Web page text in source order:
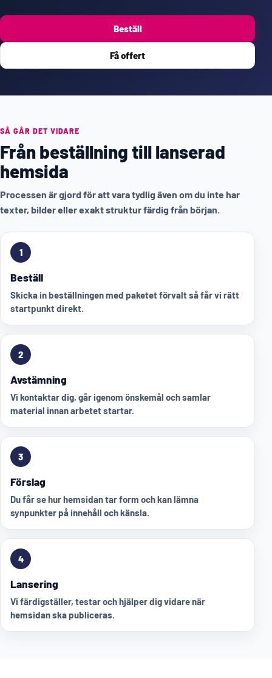
Beställ
Få offert
SÅ GÅR DET VIDARE
Från beställning till lanserad
hemsida
Processen är gjord för att vara tydlig även om du inte har
texter, bilder eller exakt struktur färdig från början.
1
Beställ
Skicka in beställningen med paketet förvalt så får vi rätt
startpunkt direkt.
2
Avstämning
Vi kontaktar dig, går igenom önskemål och samlar
material innan arbetet startar.
3
Förslag
Du får se hur hemsidan tar form och kan lämna
synpunkter på innehåll och känsla.
4
Lansering
Vi färdigställer, testar och hjälper dig vidare när
hemsidan ska publiceras.